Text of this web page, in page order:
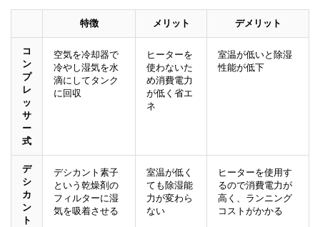
特徴 メリット デメリット
コ
ン
プ
レ
ッ
サ
ー
式
空気を冷却器で
冷やし湿気を水
滴にしてタンク
に回収
ヒーターを
使わないた
め消費電力
が低く省エ
ネ
室温が低いと除湿
性能が低下
デ
シ
カ
ン
ト
デシカント素子
という乾燥剤の
フィルターに湿
気を吸着させる
室温が低く
ても除湿能
力が変わら
ない
ヒーターを使用す
るので消費電力が
高く、ランニング
コストがかかる